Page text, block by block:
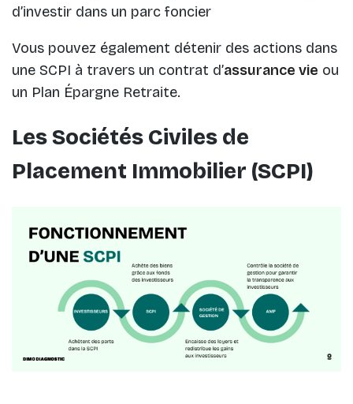
d’investir dans un parc foncier
Vous pouvez également détenir des actions dans
une SCPI à travers un contrat d’assurance vie ou
un Plan Épargne Retraite.
Les Sociétés Civiles de
Placement Immobilier (SCPI)